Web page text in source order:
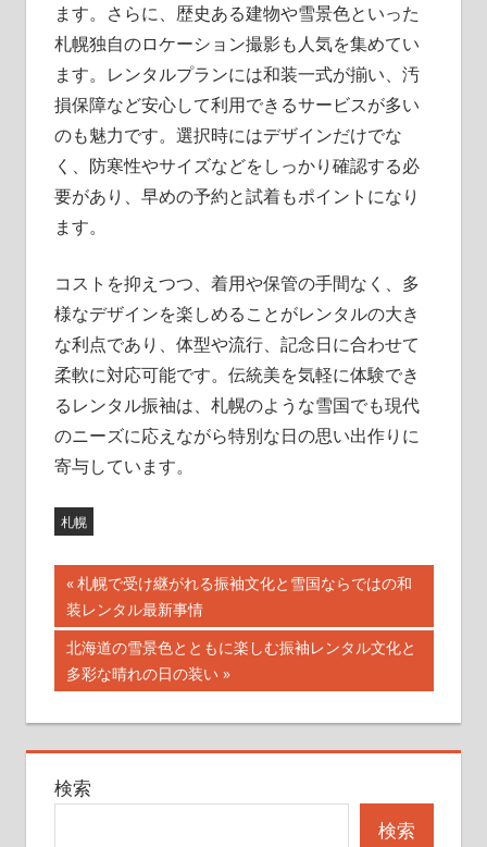
ます。さらに、歴史ある建物や雪景色といった
札幌独自のロケーション撮影も人気を集めてい
ます。レンタルプランには和装一式が揃い、汚
損保障など安心して利用できるサービスが多い
のも魅力です。選択時にはデザインだけでな
く、防寒性やサイズなどをしっかり確認する必
要があり、早めの予約と試着もポイントになり
ます。
コストを抑えつつ、着用や保管の手間なく、多
様なデザインを楽しめることがレンタルの大き
な利点であり、体型や流行、記念日に合わせて
柔軟に対応可能です。伝統美を気軽に体験でき
るレンタル振袖は、札幌のような雪国でも現代
のニーズに応えながら特別な日の思い出作りに
寄与しています。
札幌
投
稿
ナ
ビ
ゲ
ー
前
の
記
事:
札幌で受け継がれる振袖文化と雪国ならではの和
装レンタル最新事情
次
の
記
事:
北海道の雪景色とともに楽しむ振袖レンタル文化と
多彩な晴れの日の装い
検索
検索